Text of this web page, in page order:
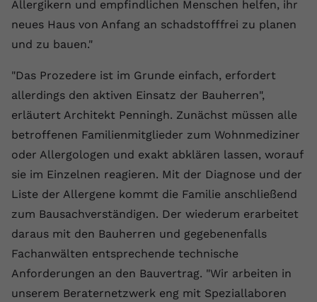
Allergikern und empfindlichen Menschen helfen, ihr
neues Haus von Anfang an schadstofffrei zu planen
und zu bauen."
"Das Prozedere ist im Grunde einfach, erfordert
allerdings den aktiven Einsatz der Bauherren",
erläutert Architekt Penningh. Zunächst müssen alle
betroffenen Familienmitglieder zum Wohnmediziner
oder Allergologen und exakt abklären lassen, worauf
sie im Einzelnen reagieren. Mit der Diagnose und der
Liste der Allergene kommt die Familie anschließend
zum Bausachverständigen. Der wiederum erarbeitet
daraus mit den Bauherren und gegebenenfalls
Fachanwälten entsprechende technische
Anforderungen an den Bauvertrag. "Wir arbeiten in
unserem Beraternetzwerk eng mit Speziallaboren
Laufzeit 2 Jahre
registriert anonyme statistische Daten.
Anbieter Youtube.com
Zweck
YouTube setzt diesen Cookie, um die
Videopräferenzen des Benutzers zu
speichern, der eingebettete YouTube-
Videos verwendet.